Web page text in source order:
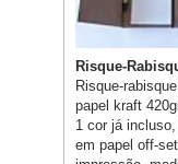
Risque-
Risque-
papel kraft
1 cor já
em papel off-